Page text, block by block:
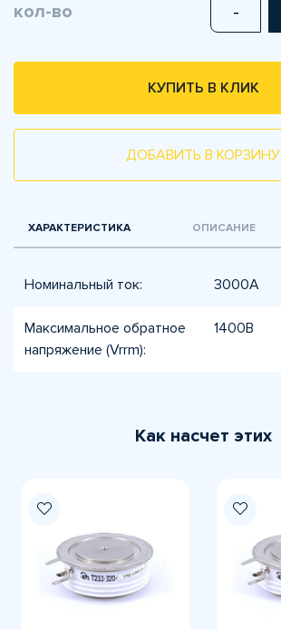
кол-во -
КУПИТЬ В КЛИК
ДОБАВИТЬ В КОРЗИНУ
ХАРАКТЕРИСТИКА ОПИСАНИЕ
Номинальный ток: 3000А
Максимальное обратное
напряжение (Vrrm):
1400В
Как насчет этих